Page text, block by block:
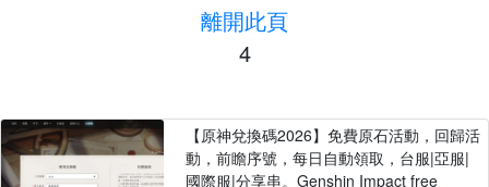
離開此頁
4
【原神兌換碼2026】免費原石活動，回歸活
動，前瞻序號，每日自動領取，台服|亞服|
國際服|分享串。Genshin Impact free